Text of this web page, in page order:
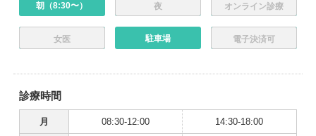
朝（8:30〜） 夜 オンライン診療
女医 駐車場 電子決済可
診療時間
月 08:30-12:00 14:30-18:00